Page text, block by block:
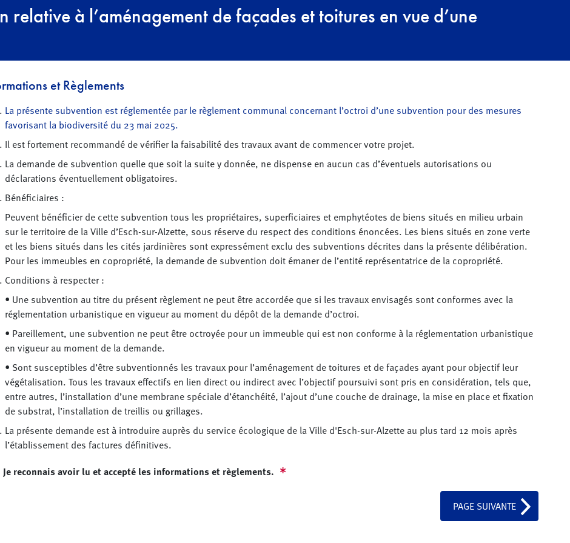
relative à l’aménagement de façades et toitures en vue d’une
et Règlements
La présente subvention est réglementée par le règlement communal concernant l’octroi d’une subvention pour des mesures
favorisant la biodiversité du 23 mai 2025.
Il est fortement recommandé de vérifier la faisabilité des travaux avant de commencer votre projet.
La demande de subvention quelle que soit la suite y donnée, ne dispense en aucun cas d’éventuels autorisations ou
déclarations éventuellement obligatoires.
Bénéficiaires :
Peuvent bénéficier de cette subvention tous les propriétaires, superficiaires et emphytéotes de biens situés en milieu urbain
sur le territoire de la Ville d’Esch-sur-Alzette, sous réserve du respect des conditions énoncées. Les biens situés en zone verte
et les biens situés dans les cités jardinières sont expressément exclu des subventions décrites dans la présente délibération.
Pour les immeubles en copropriété, la demande de subvention doit émaner de l’entité représentatrice de la copropriété.
Conditions à respecter :
• Une subvention au titre du présent règlement ne peut être accordée que si les travaux envisagés sont conformes avec la
réglementation urbanistique en vigueur au moment du dépôt de la demande d’octroi.
• Pareillement, une subvention ne peut être octroyée pour un immeuble qui est non conforme à la réglementation urbanistique
en vigueur au moment de la demande.
• Sont susceptibles d’être subventionnés les travaux pour l’aménagement de toitures et de façades ayant pour objectif leur
végétalisation. Tous les travaux effectifs en lien direct ou indirect avec l’objectif poursuivi sont pris en considération, tels que,
entre autres, l’installation d’une membrane spéciale d’étanchéité, l’ajout d’une couche de drainage, la mise en place et fixation
de substrat, l’installation de treillis ou grillages.
La présente demande est à introduire auprès du service écologique de la Ville d'Esch-sur-Alzette au plus tard 12 mois après
l’établissement des factures définitives.
Je reconnais avoir lu et accepté les informations et règlements.
PAGE SUIVANTE